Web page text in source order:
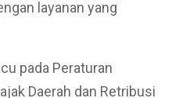
layanan yang
pada Peraturan
Daerah dan Retribusi